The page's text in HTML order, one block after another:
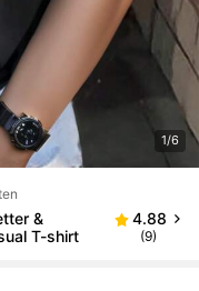
1/6
&
T-shirt
4.88
(9)